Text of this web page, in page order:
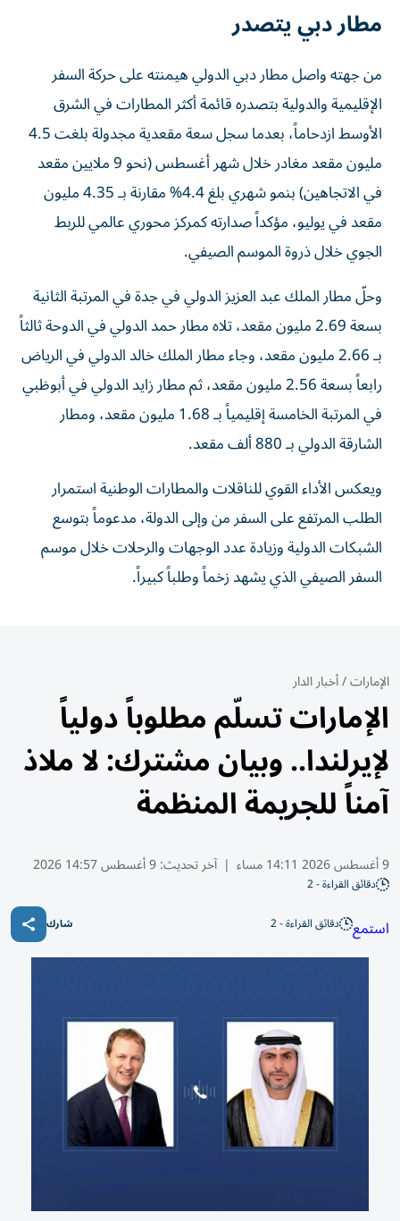
مطار دبي يتصدر
من جهته واصل مطار دبي الدولي هيمنته على حركة السفر
الإقليمية والدولية بتصدره قائمة أكثر المطارات في الشرق
الأوسط ازدحاماً، بعدما سجل سعة مقعدية مجدولة بلغت 4.5
مليون مقعد مغادر خلال شهر أغسطس (نحو 9 ملايين مقعد
في الاتجاهين) بنمو شهري بلغ 4.4% مقارنة بـ 4.35 مليون
مقعد في يوليو، مؤكداً صدارته كمركز محوري عالمي للربط
الجوي خلال ذروة الموسم الصيفي.
وحلّ مطار الملك عبد العزيز الدولي في جدة في المرتبة الثانية
بسعة 2.69 مليون مقعد، تلاه مطار حمد الدولي في الدوحة ثالثاً
بـ 2.66 مليون مقعد، وجاء مطار الملك خالد الدولي في الرياض
رابعاً بسعة 2.56 مليون مقعد، ثم مطار زايد الدولي في أبوظبي
في المرتبة الخامسة إقليمياً بـ 1.68 مليون مقعد، ومطار
الشارقة الدولي بـ 880 ألف مقعد.
ويعكس الأداء القوي للناقلات والمطارات الوطنية استمرار
الطلب المرتفع على السفر من وإلى الدولة، مدعوماً بتوسع
الشبكات الدولية وزيادة عدد الوجهات والرحلات خلال موسم
السفر الصيفي الذي يشهد زخماً وطلباً كبيراً.
الإمارات/أخبار الدار
الإمارات تسلّم مطلوباً دولياً
لإيرلندا.. وبيان مشترك: لا ملاذ
آمناً للجريمة المنظمة
9 أغسطس 2026 14:11 مساء | آخر تحديث:9 أغسطس 14:57 2026
دقائق القراءة - 2
استمع دقائق القراءة - 2 شارك